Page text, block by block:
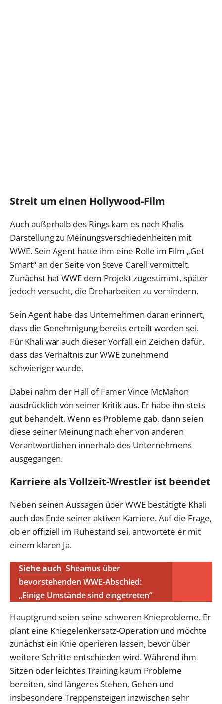
Streit um einen Hollywood-Film
Auch außerhalb des Rings kam es nach Khalis
Darstellung zu Meinungsverschiedenheiten mit
WWE. Sein Agent hatte ihm eine Rolle im Film „Get
Smart“ an der Seite von Steve Carell vermittelt.
Zunächst hat WWE dem Projekt zugestimmt, später
jedoch versucht, die Dreharbeiten zu verhindern.
Sein Agent habe das Unternehmen daran erinnert,
dass die Genehmigung bereits erteilt worden sei.
Für Khali war auch dieser Vorfall ein Zeichen dafür,
dass das Verhältnis zur WWE zunehmend
schwieriger wurde.
Dabei nahm der Hall of Famer Vince McMahon
ausdrücklich von seiner Kritik aus. Er habe ihn stets
gut behandelt. Wenn es Probleme gab, dann seien
diese seiner Meinung nach eher von anderen
Verantwortlichen innerhalb des Unternehmens
ausgegangen.
Karriere als Vollzeit-Wrestler ist beendet
Neben seinen Aussagen über WWE bestätigte Khali
auch das Ende seiner aktiven Karriere. Auf die Frage,
ob er offiziell im Ruhestand sei, antwortete er mit
einem klaren Ja.
Siehe auch Sheamus über
bevorstehenden WWE-Abschied:
„Einige Umstände sind eingetreten“
Hauptgrund seien seine schweren Knieprobleme. Er
plant eine Kniegelenkersatz-Operation und möchte
zunächst ein Knie operieren lassen, bevor über
weitere Schritte entschieden wird. Während ihm
Sitzen oder leichtes Training kaum Probleme
bereiten, sind längeres Stehen, Gehen und
insbesondere Treppensteigen inzwischen sehr